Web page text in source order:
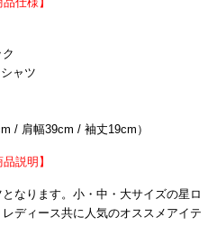
ャツ
/ 肩幅39cm / 袖丈19cm）
品説明】
なります。小・中・大サイズの星ロ
ディース共に人気のオススメアイテ